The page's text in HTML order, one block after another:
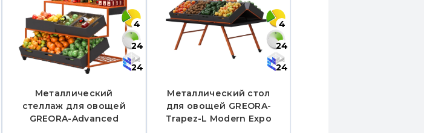
4
24
24
Металлический
стеллаж для овощей
GREORA-Advanced
4
24
24
Металлический стол
для овощей GREORA-
Trapez-L Modern Expo